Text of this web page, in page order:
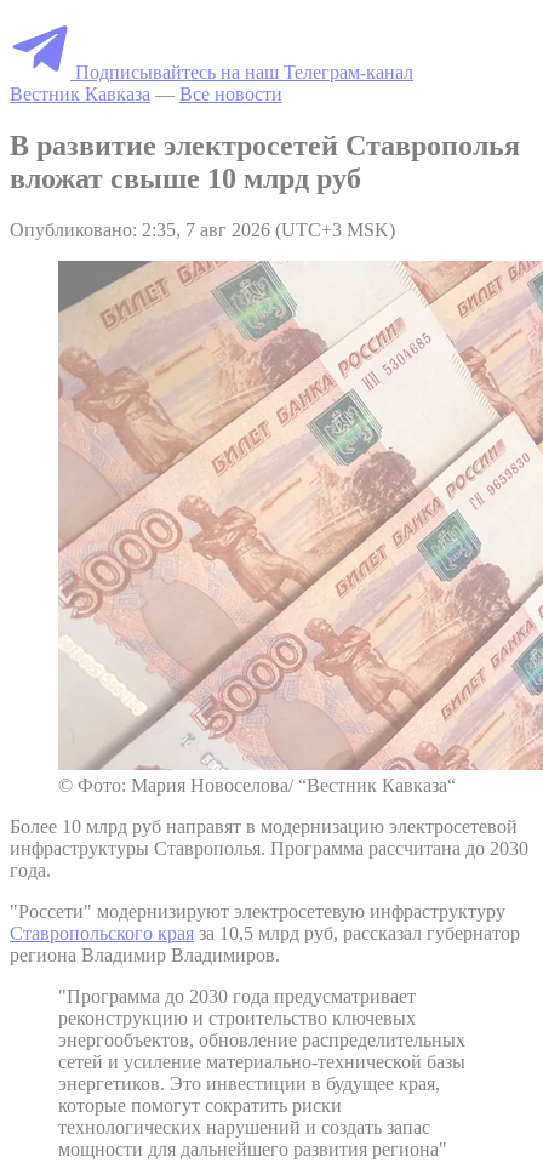
Подписывайтесь на наш Телеграм-канал
Вестник Кавказа — Все новости
В развитие электросетей Ставрополья
вложат свыше 10 млрд руб
Опубликовано: 2:35, 7 авг 2026 (UTC+3 MSK)
© Фото: Мария Новоселова/ “Вестник Кавказа“
Более 10 млрд руб направят в модернизацию электросетевой
инфраструктуры Ставрополья. Программа рассчитана до 2030
года.
"Россети" модернизируют электросетевую инфраструктуру
Ставропольского края за 10,5 млрд руб, рассказал губернатор
региона Владимир Владимиров.
"Программа до 2030 года предусматривает
реконструкцию и строительство ключевых
энергообъектов, обновление распределительных
сетей и усиление материально-технической базы
энергетиков. Это инвестиции в будущее края,
которые помогут сократить риски
технологических нарушений и создать запас
мощности для дальнейшего развития региона"